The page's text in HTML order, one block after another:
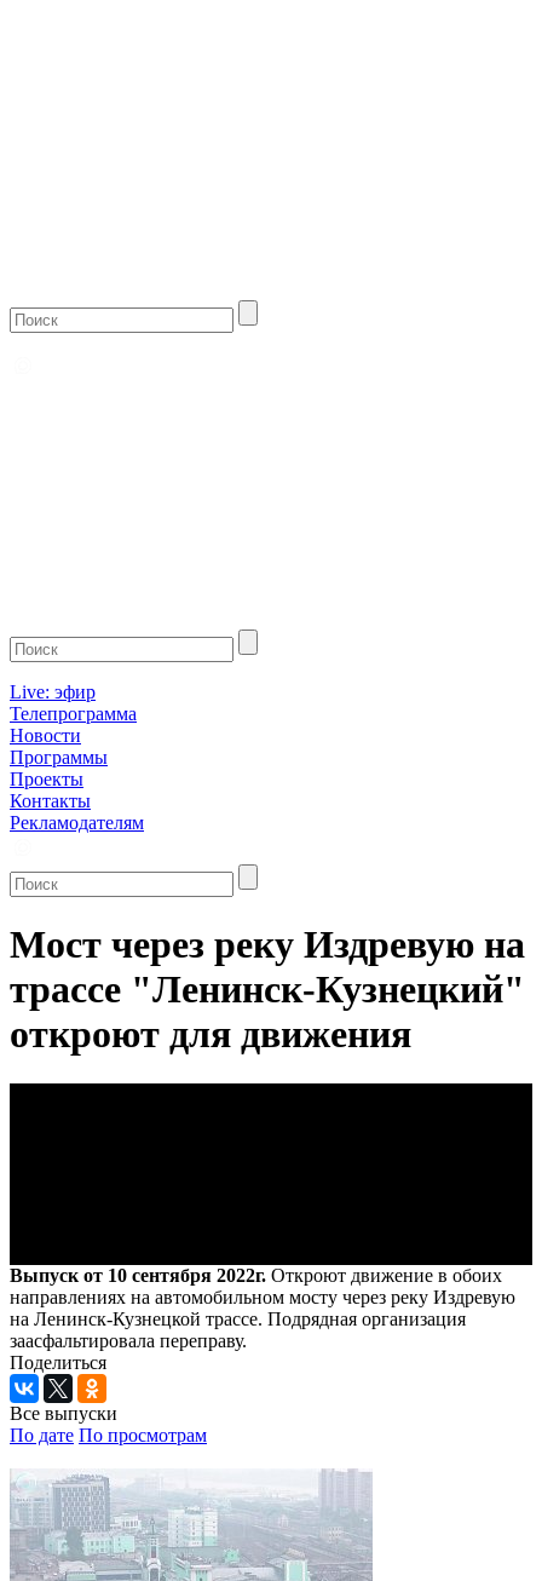
Live: эфир
Телепрограмма
Новости
Программы
Проекты
Контакты
Рекламодателям
Мост через реку Издревую на
трассе "Ленинск-Кузнецкий"
откроют для движения
Выпуск от 10 сентября 2022г. Откроют движение в обоих
направлениях на автомобильном мосту через реку Издревую
на Ленинск-Кузнецкой трассе. Подрядная организация
заасфальтировала переправу.
Поделиться
Все выпуски
По дате По просмотрам